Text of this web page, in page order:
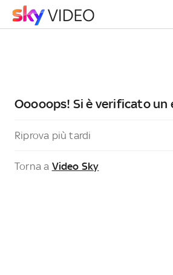
Ooooops! Si è verificato un
Riprova più tardi
Torna a Video Sky